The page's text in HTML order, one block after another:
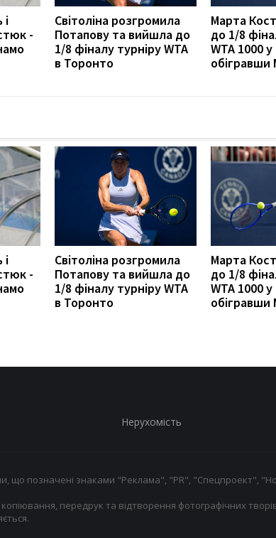
-
Світоліна розгромила
Потапову та вийшла до
1/8 фіналу турніру WTA
в Торонто
Марта
до 1/8
WTA 1000
обігравши
-
Світоліна розгромила
Потапову та вийшла до
1/8 фіналу турніру WTA
в Торонто
Марта
до 1/8
WTA 1000
обігравши
Нерухомість
що позначені знаками "Реклама", "PR", "Спецпроект",
передрук та відтворення фотографічних